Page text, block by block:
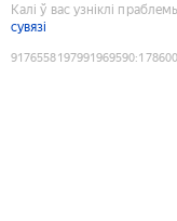
Калі ў вас узніклі
сувязі
9176558197991969590: